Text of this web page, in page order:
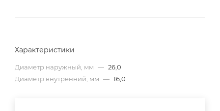
Характеристики
Диаметр наружный, мм — 26,0
Диаметр внутренний, мм — 16,0